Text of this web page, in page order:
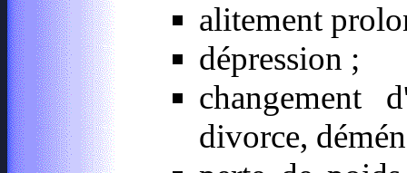
alitement
dépression ;
changement
divorce,